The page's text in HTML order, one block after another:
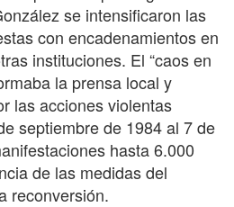
se intensificaron las
con encadenamientos en
instituciones. El “caos en
la prensa local y
las acciones violentas
septiembre de 1984 al 7 de
hasta 6.000
de las medidas del
reconversión.